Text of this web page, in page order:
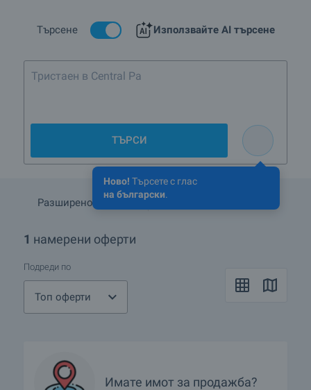
Търсене Използвайте AI търсене
Ново! Търсете с глас
на български.
Тристаен в Central Park, Софи
ТЪРСИ
Разширено търсене
1 намерени оферти
Подреди по
Топ оферти
Имате имот за продажба?